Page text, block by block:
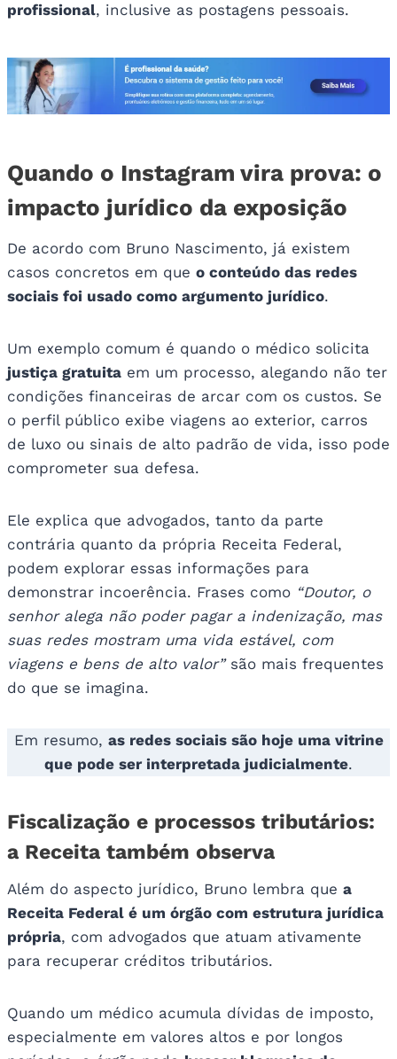
profissional, inclusive as postagens pessoais.
Quando o Instagram vira prova: o
impacto jurídico da exposição
De acordo com Bruno Nascimento, já existem
casos concretos em que o conteúdo das redes
sociais foi usado como argumento jurídico.
Um exemplo comum é quando o médico solicita
justiça gratuita em um processo, alegando não ter
condições financeiras de arcar com os custos. Se
o perfil público exibe viagens ao exterior, carros
de luxo ou sinais de alto padrão de vida, isso pode
comprometer sua defesa.
Ele explica que advogados, tanto da parte
contrária quanto da própria Receita Federal,
podem explorar essas informações para
demonstrar incoerência. Frases como “Doutor, o
senhor alega não poder pagar a indenização, mas
suas redes mostram uma vida estável, com
viagens e bens de alto valor”são mais frequentes
do que se imagina.
Em resumo, as redes sociais são hoje uma vitrine
que pode ser interpretada judicialmente.
Fiscalização e processos tributários:
a Receita também observa
Além do aspecto jurídico, Bruno lembra que a
Receita Federal é um órgão com estrutura jurídica
própria, com advogados que atuam ativamente
para recuperar créditos tributários.
Quando um médico acumula dívidas de imposto,
especialmente em valores altos e por longos